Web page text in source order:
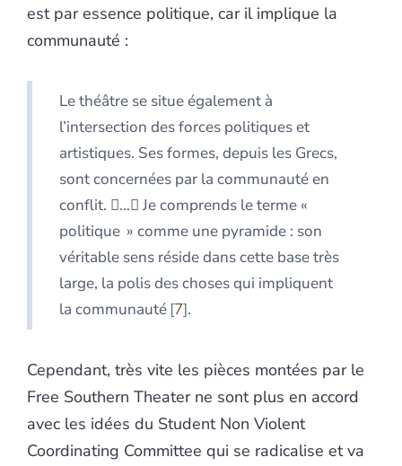
est par essence politique, car il implique la
communauté :
Le théâtre se situe également à
l’intersection des forces politiques et
artistiques. Ses formes, depuis les Grecs,
sont concernées par la communauté en
conflit. ... Je comprends le terme «
politique » comme une pyramide : son
véritable sens réside dans cette base très
large, la polis des choses qui impliquent
la communauté 7 .
Cependant, très vite les pièces montées par le
Free Southern Theater ne sont plus en accord
avec les idées du Student Non Violent
Coordinating Committee qui se radicalise et va